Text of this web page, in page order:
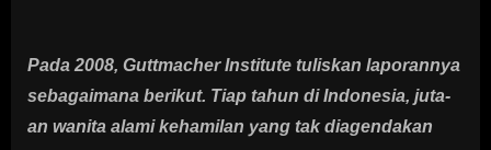
Pada 2008, Guttmacher Institute tuliskan laporannya
sebagaimana berikut. Tiap tahun di Indonesia, juta-
an wanita alami kehamilan yang tak diagendakan